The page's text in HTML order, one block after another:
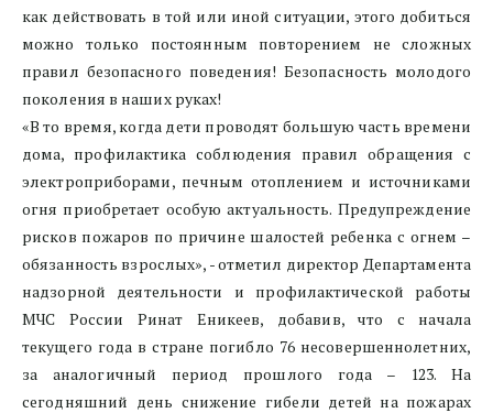
как действовать в той или иной ситуации, этого добиться
можно только постоянным повторением не сложных
правил безопасного поведения! Безопасность молодого
поколения в наших руках!
«В то время, когда дети проводят большую часть времени
дома, профилактика соблюдения правил обращения с
электроприборами, печным отоплением и источниками
огня приобретает особую актуальность. Предупреждение
рисков пожаров по причине шалостей ребенка с огнем –
обязанность взрослых», - отметил директор Департамента
надзорной деятельности и профилактической работы
МЧС России Ринат Еникеев, добавив, что с начала
текущего года в стране погибло 76 несовершеннолетних,
за аналогичный период прошлого года – 123. На
сегодняшний день снижение гибели детей на пожарах